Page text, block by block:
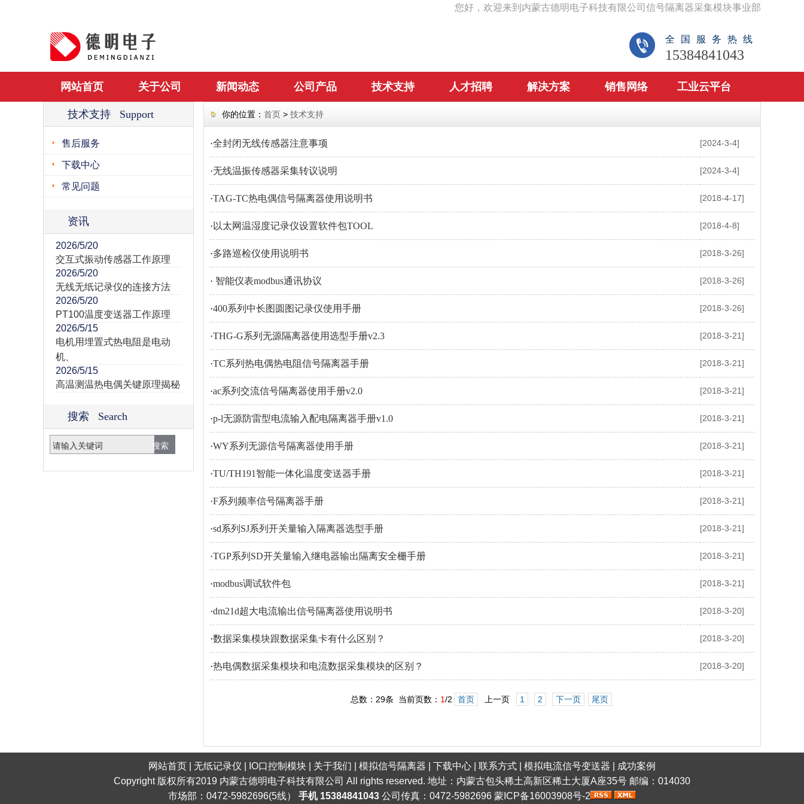
您好，欢迎来到内蒙古德明电子科技有限公司信号隔离器采集模块事业部
全国服务热线
15384841043
网站首页 关于公司 新闻动态 公司产品 技术支持 人才招聘 解决方案 销售网络 工业云平台
技术支持 Support
售后服务
下载中心
常见问题
资讯
2026/5/20
交互式振动传感器工作原理
2026/5/20
无线无纸记录仪的连接方法
2026/5/20
PT100温度变送器工作原理
2026/5/15
电机用埋置式热电阻是电动
机、
2026/5/15
高温测温热电偶关键原理揭秘
搜索 Search
你的位置： 首页 > 技术支持
·全封闭无线传感器注意事项 [2024-3-4]
·无线温振传感器采集转议说明 [2024-3-4]
·TAG-TC热电偶信号隔离器使用说明书 [2018-4-17]
· 以太网温湿度记录仪设置软件包TOOL [2018-4-8]
·多路巡检仪使用说明书 [2018-3-26]
· 智能仪表modbus通讯协议 [2018-3-26]
·400系列中长图圆图记录仪使用手册 [2018-3-26]
·THG-G系列无源隔离器使用选型手册v2.3 [2018-3-21]
·TC系列热电偶热电阻信号隔离器手册 [2018-3-21]
·ac系列交流信号隔离器使用手册v2.0 [2018-3-21]
·p-l无源防雷型电流输入配电隔离器手册v1.0 [2018-3-21]
·WY系列无源信号隔离器使用手册 [2018-3-21]
·TU/TH191智能一体化温度变送器手册 [2018-3-21]
·F系列频率信号隔离器手册 [2018-3-21]
·sd系列SJ系列开关量输入隔离器选型手册 [2018-3-21]
·TGP系列SD开关量输入继电器输出隔离安全栅手册 [2018-3-21]
·modbus调试软件包 [2018-3-21]
·dm21d超大电流输出信号隔离器使用说明书 [2018-3-20]
·数据采集模块跟数据采集卡有什么区别？ [2018-3-20]
·热电偶数据采集模块和电流数据采集模块的区别？ [2018-3-20]
总数：29条 当前页数： 1/2 首页 上一页 1 2 下一页 尾页
网站首页 无纸记录仪 IO口控制模块 关于我们 模拟信号隔离器 下载中心 联系方式 模拟电流信号变送器
成功案例
Copyright 版权所有2019 内蒙古德明电子科技有限公司 All rights reserved. 地址：内蒙古包头稀土高新区稀土大厦A座35号 邮编：014030
市场部：0472-5982696(5线） 手机 15384841043 公司传真：0472-5982696 蒙ICP备16003908号-2